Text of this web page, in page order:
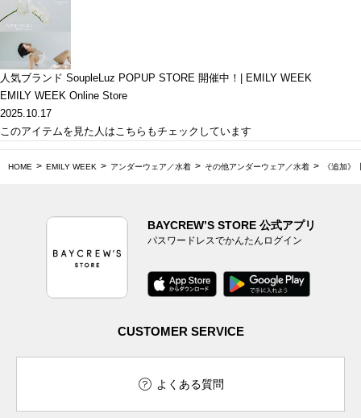
人気ブランド SoupleLuz POPUP STORE 開催中！| EMILY WEEK
EMILY WEEK Online Store
2025.10.17
このアイテムを見た人はこちらもチェックしています
HOME EMILY WEEK アンダーウェア／水着 その他アンダーウェア／水着 《追加》
BAYCREW’S STORE 公式アプリ
パスワードレスでかんたんログイン
CUSTOMER SERVICE
よくある質問